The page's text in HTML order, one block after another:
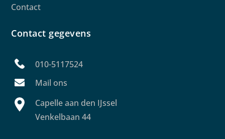
Contact
Contact gegevens
010-5117524
Mail ons
Capelle aan den IJssel
Venkelbaan 44